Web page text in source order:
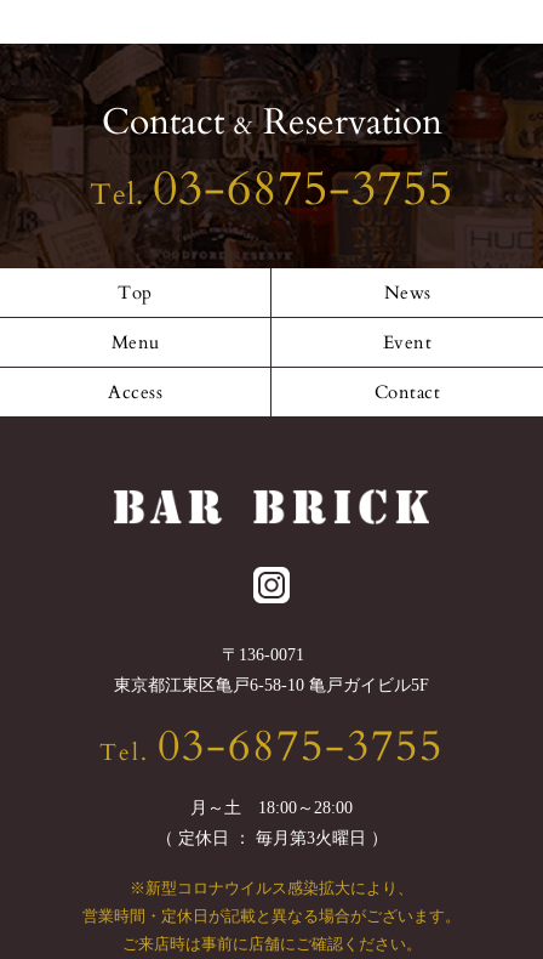
Contact&Reservation
Tel.03-6875-3755
Top News
Menu Event
Access Contact
〒 136-0071
東京都江東区亀戸6-58-10 亀戸ガイビル5F
Tel. 03-6875-3755
月～土 18:00～28:00
（ 定休日 ： 毎月第3火曜日 ）
※新型コロナウイルス感染拡大により、
営業時間・定休日が記載と異なる場合がございます。
ご来店時は事前に店舗にご確認ください。